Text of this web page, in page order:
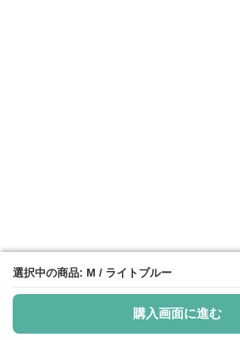
選択中の商品: M / ライトブルー
購入画面に進む
選択中の商品: M / ライトブルー
購入画面に進む